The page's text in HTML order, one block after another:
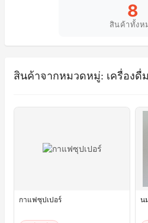
8
สินค้าทั้งห
สินค้าจากหมวดหมู่: เครื่องดื่ม
กาแฟซุปเปอร์ น